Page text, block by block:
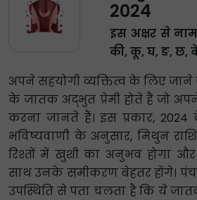
2024
इस अक्षर से
की, कू, घ, ङ, छ,
अपने सहयोगी व्यक्तित्व के लिए
के जातक अद्भुत प्रेमी होते हैं जो
करना जानते हैं। इस प्रकार,
भविष्यवाणी के अनुसार, मिथुन
रिश्तों में खुशी का अनुभव होगा
साथ उनके समीकरण बेहतर होंगे।
उपस्थिति से पता चलता है कि ये